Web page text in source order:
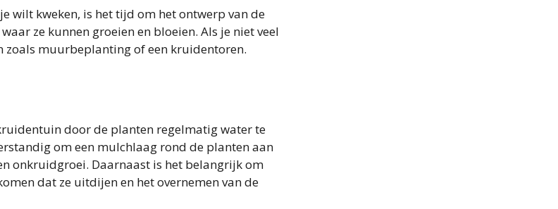
wilt kweken, is het tijd om het ontwerp van de
ze kunnen groeien en bloeien. Als je niet veel
muurbeplanting of een kruidentoren.
door de planten regelmatig water te
om een mulchlaag rond de planten aan
onkruidgroei. Daarnaast is het belangrijk om
dat ze uitdijen en het overnemen van de